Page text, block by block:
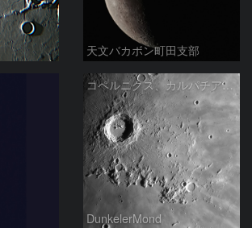
天文バカボン町田支部
コペルニクス、カルパチア山脈付近
DunkelerMond